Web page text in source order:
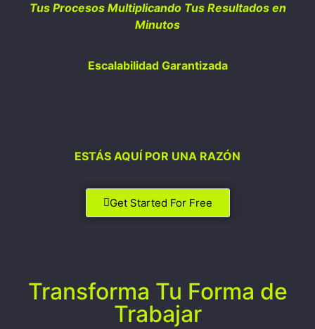
Tus Procesos Multiplicando Tus Resultados en
Minutos
Escalabilidad Garantizada
ESTÁS AQUÍ POR UNA RAZÓN
Get Started For Free
Transforma Tu Forma de
Trabajar